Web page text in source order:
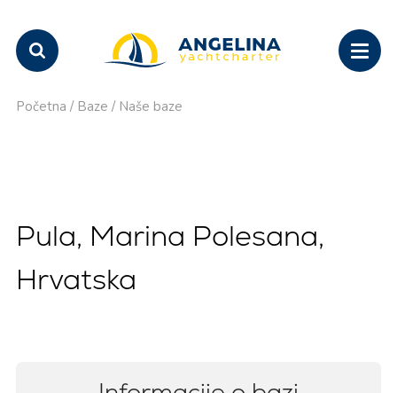
Početna / Baze / Naše baze
Pula, Marina Polesana,
Hrvatska